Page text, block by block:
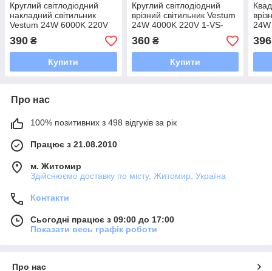
Круглий світлодіодний
накладний світильник
Vestum 24W 6000K 220V
1-VS-5304
390 ₴
Купити
Круглий світлодіодний
врізний світильник Vestum
24W 4000K 220V 1-VS-
5107
360₴
Купити
396
Про нас
100% позитивних з 498 відгуків за рік
Працює з 21.08.2010
м. Житомир
Здійснюємо доставку по місту, Житомир, Україна
Контакти
Сьогодні працює з 09:00 до 17:00
Показати весь графік роботи
Про нас